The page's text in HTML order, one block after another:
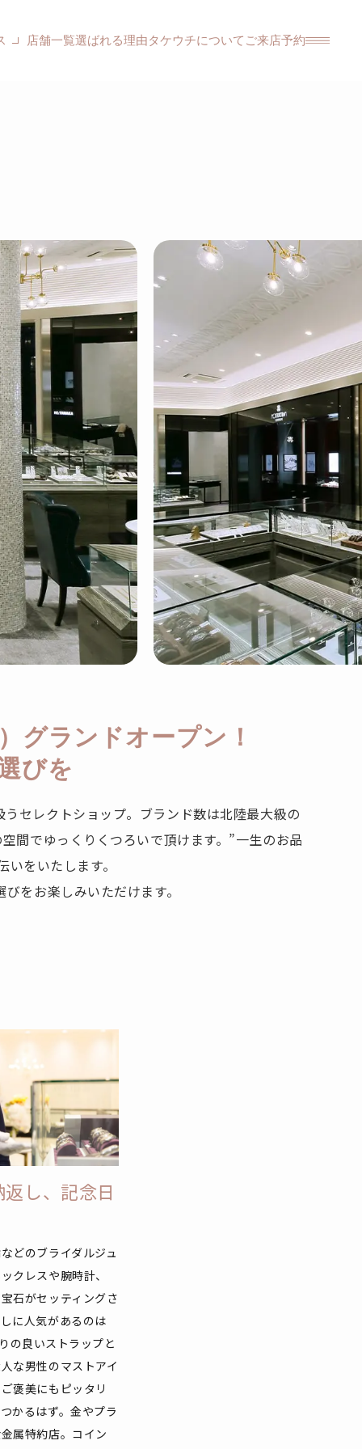
店舗一覧選ばれる理由タケウチについて ご来店予約
グランドオープン！
びを
セレクトショップ。ブランド数は北陸最大級の
間でゆっくりくつろいで頂けます。”一生のお品
をいたします。
をお楽しみいただけます。
し、記念日
どのブライダルジュ
クレスや腕時計、
石がセッティングさ
に人気があるのは
の良いストラップと
な男性のマストアイ
褒美にもピッタリ
かるはず。金やプラ
属特約店。コイン